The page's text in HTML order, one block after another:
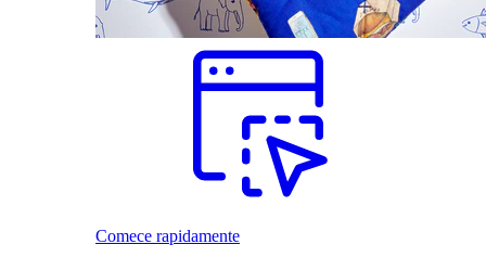
Comece rapidamente